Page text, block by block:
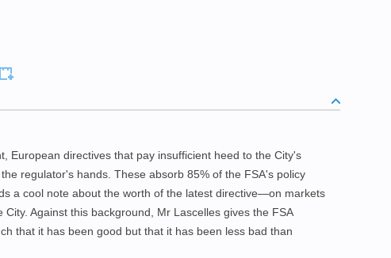
European directives that pay insufficient heed to the City's
regulator's hands. These absorb 85% of the FSA's policy
a cool note about the worth of the latest directive—on markets
Against this background, Mr Lascelles gives the FSA
that it has been good but that it has been less bad than